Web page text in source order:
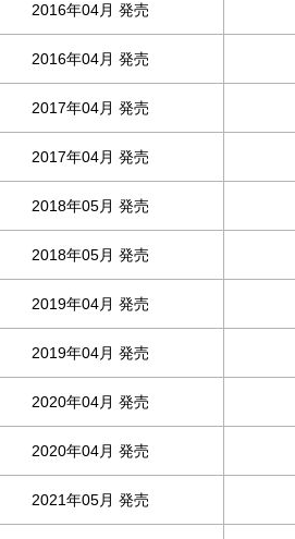
2016年04月 発売
2016年04月 発売
2017年04月 発売
2017年04月 発売
2018年05月 発売
2018年05月 発売
2019年04月 発売
2019年04月 発売
2020年04月 発売
2020年04月 発売
2021年05月 発売